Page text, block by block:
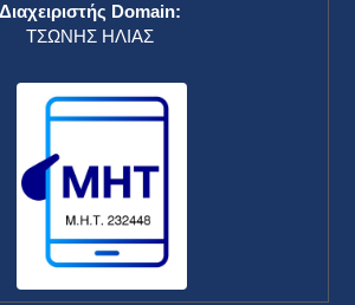
Διαχειριστής Domain:
ΤΣΩΝΗΣ ΗΛΙΑΣ